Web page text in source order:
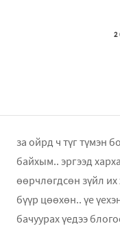
за ойрд ч түг түмэн
байхым.. эргээд
өөрчлөгдсөн зүйл
бүүр цөөхөн.. үе
бачуурах үедээ